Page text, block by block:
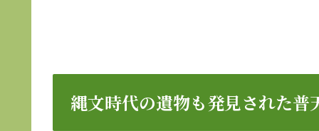
縄文時代の遺物も発見された普